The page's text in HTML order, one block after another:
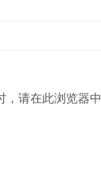
，请在此浏览器